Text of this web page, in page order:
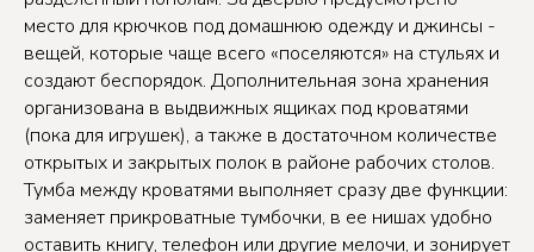
место для крючков под домашнюю одежду и джинсы -
вещей, которые чаще всего «поселяются» на стульях и
создают беспорядок. Дополнительная зона хранения
организована в выдвижных ящиках под кроватями
(пока для игрушек), а также в достаточном количестве
открытых и закрытых полок в районе рабочих столов.
Тумба между кроватями выполняет сразу две функции:
заменяет прикроватные тумбочки, в ее нишах удобно
оставить книгу, телефон или другие мелочи, и зонирует